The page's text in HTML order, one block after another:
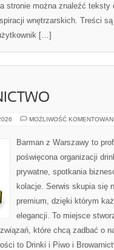
stronie można znaleźć
wnętrzarskich. Treści
[…]
MOŻLIWOŚĆ
Barman z Warszawy to
poświęcona organizacji
prywatne, spotkania
kolacje. Serwis skupia się
premium, dzięki którym
elegancji. To miejsce
które chcą zadbać o
to Drinki i Piwo i